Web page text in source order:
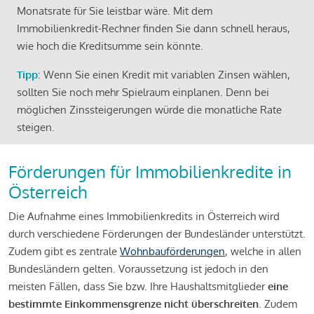
Monatsrate für Sie leistbar wäre. Mit dem
Immobilienkredit-Rechner finden Sie dann schnell heraus,
wie hoch die Kreditsumme sein könnte.
Tipp: Wenn Sie einen Kredit mit variablen Zinsen wählen,
sollten Sie noch mehr Spielraum einplanen. Denn bei
möglichen Zinssteigerungen würde die monatliche Rate
steigen.
Förderungen für Immobilienkredite in
Österreich
Die Aufnahme eines Immobilienkredits in Österreich wird
durch verschiedene Förderungen der Bundesländer unterstützt.
Zudem gibt es zentrale Wohnbauförderungen, welche in allen
Bundesländern gelten. Voraussetzung ist jedoch in den
meisten Fällen, dass Sie bzw. Ihre Haushaltsmitgliedereine
bestimmte Einkommensgrenze nicht überschreiten. Zudem